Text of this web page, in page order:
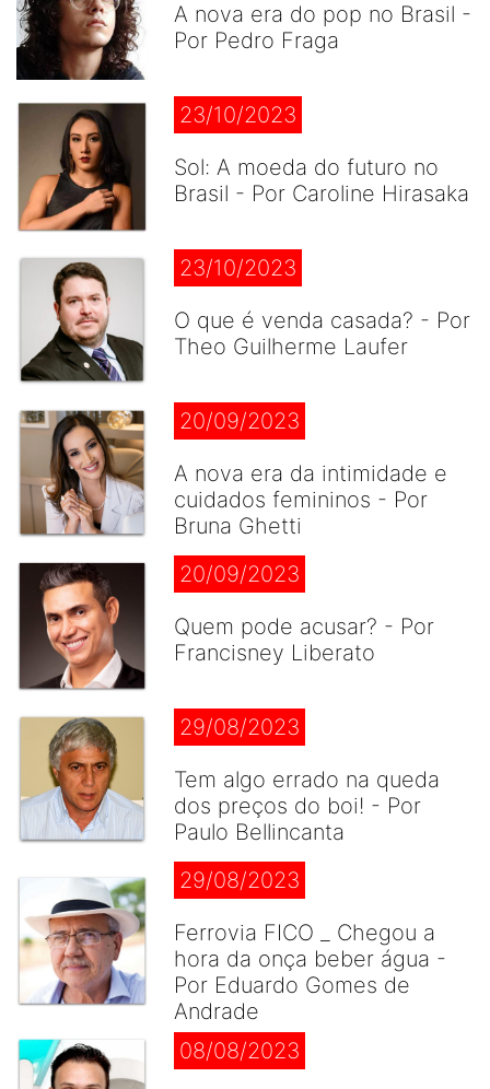
A nova era do pop no Brasil -
Por Pedro Fraga
23/10/2023
Sol: A moeda do futuro no
Brasil - Por Caroline Hirasaka
23/10/2023
O que é venda casada? - Por
Theo Guilherme Laufer
20/09/2023
A nova era da intimidade e
cuidados femininos - Por
Bruna Ghetti
20/09/2023
Quem pode acusar? - Por
Francisney Liberato
29/08/2023
Tem algo errado na queda
dos preços do boi! - Por
Paulo Bellincanta
29/08/2023
Ferrovia FICO _ Chegou a
hora da onça beber água -
Por Eduardo Gomes de
Andrade
08/08/2023